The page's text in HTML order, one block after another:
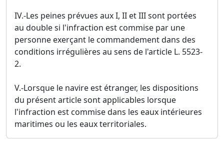
IV.-Les peines prévues aux I, II et III sont portées
au double si l'infraction est commise par une
personne exerçant le commandement dans des
conditions irrégulières au sens de l'article L. 5523-
2.
V.-Lorsque le navire est étranger, les dispositions
du présent article sont applicables lorsque
l'infraction est commise dans les eaux intérieures
maritimes ou les eaux territoriales.